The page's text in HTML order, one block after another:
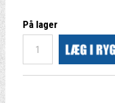
På lager